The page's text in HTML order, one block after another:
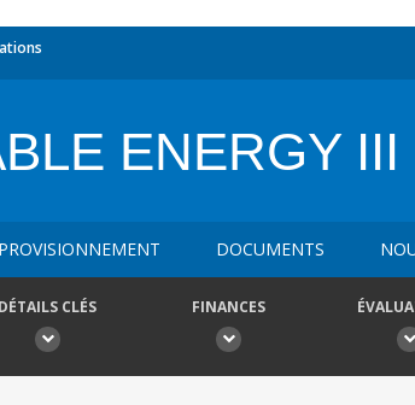
ENERGY III
DOCUMENTS
DÉTAILS CLÉS FINANCES